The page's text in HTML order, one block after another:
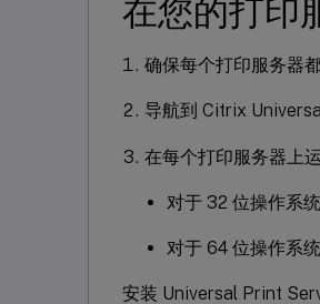
在您的打印
确保每个打印服务器
导航到 Citrix
在每个打印服务器上
对于 32 位操作系统
对于 64 位操作系统
安装 Universal Print